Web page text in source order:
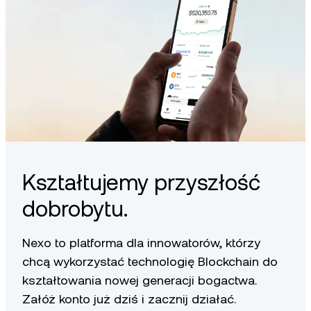
Kształtujemy przyszłość
dobrobytu.
Nexo to platforma dla innowatorów, którzy
chcą wykorzystać technologię Blockchain do
kształtowania nowej generacji bogactwa.
Załóż konto już dziś i zacznij działać.